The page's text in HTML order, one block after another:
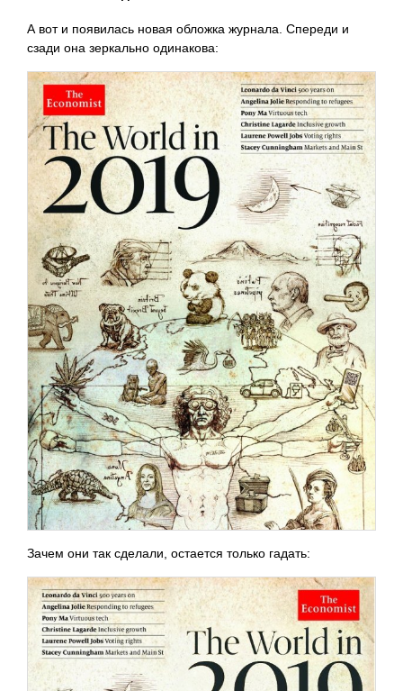
А вот и появилась новая обложка журнала. Спереди и
сзади она зеркально одинакова:
Зачем они так сделали, остается только гадать: